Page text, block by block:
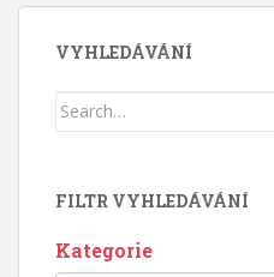
VYHLEDÁVÁNÍ
Search
FILTR VYHLEDÁVÁNÍ
Kategorie